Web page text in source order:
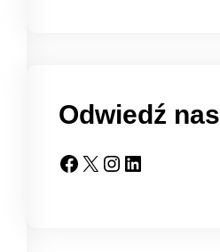
Odwiedź nas
Facebook X Instagram LinkedIn